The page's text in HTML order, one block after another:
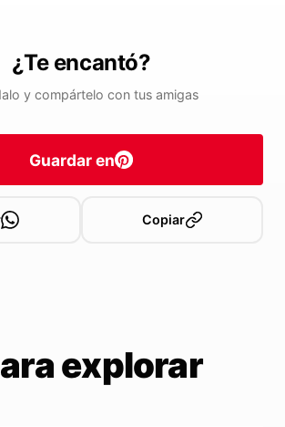
¿Te encantó?
y compártelo con tus amigas
Guardar en
Copiar
explorar